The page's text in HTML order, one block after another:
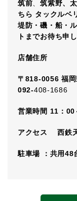
筑前 、筑紫野、
ちら タックルベ
堤防・磯・船・
トまでお待ち申
店舗住所
〒818-0056 福
092-408-1686
営業時間 11：
アクセス 西鉄
駐車場 ：共用48